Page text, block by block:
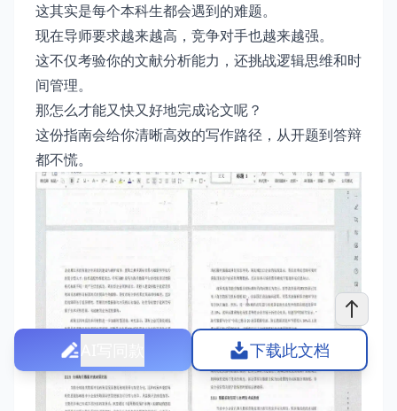
这其实是每个本科生都会遇到的难题。
现在导师要求越来越高，竞争对手也越来越强。
这不仅考验你的文献分析能力，还挑战逻辑思维和时
间管理。
那怎么才能又快又好地完成论文呢？
这份指南会给你清晰高效的写作路径，从开题到答辩
都不慌。
下载此文档